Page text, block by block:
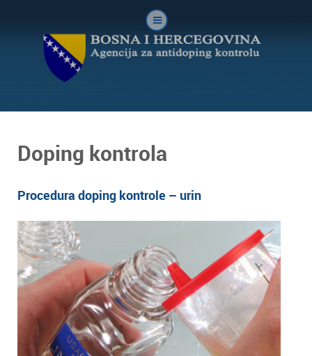
Doping kontrola
Procedura doping kontrole – urin